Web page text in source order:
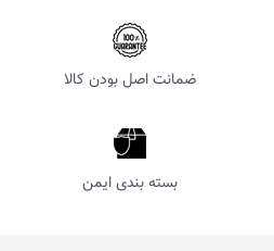
ضمانت اصل بودن کالا
بسته بندی ایمن